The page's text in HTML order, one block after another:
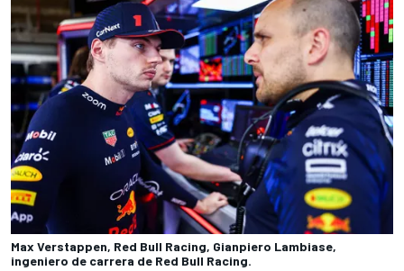
Max Verstappen, Red Bull Racing, Gianpiero Lambiase,
ingeniero de carrera de Red Bull Racing.